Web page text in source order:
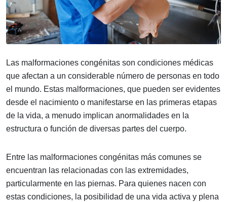
Las malformaciones congénitas son condiciones médicas
que afectan a un considerable número de personas en todo
el mundo. Estas malformaciones, que pueden ser evidentes
desde el nacimiento o manifestarse en las primeras etapas
de la vida, a menudo implican anormalidades en la
estructura o función de diversas partes del cuerpo.
Entre las malformaciones congénitas más comunes se
encuentran las relacionadas con las extremidades,
particularmente en las piernas. Para quienes nacen con
estas condiciones, la posibilidad de una vida activa y plena